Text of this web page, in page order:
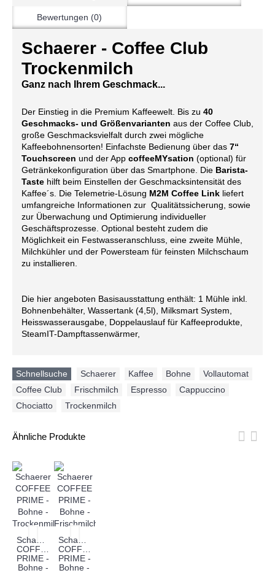
Bewertungen (0)
Schaerer - Coffee Club
Trockenmilch
Ganz nach Ihrem Geschmack...
Der Einstieg in die Premium Kaffeewelt. Bis zu 40
Geschmacks- und Größenvarianten aus der Coffee Club,
große Geschmacksvielfalt durch zwei mögliche
Kaffeebohnensorten! Einfachste Bedienung über das 7“
Touchscreen und der App coffeeMYsation (optional) für
Getränkekonfiguration über das Smartphone. Die Barista-
Taste hilft beim Einstellen der Geschmacksintensität des
Kaffee´s. Die Telemetrie-Lösung M2M Coffee Link liefert
umfangreiche Informationen zur Qualitätssicherung, sowie
zur Überwachung und Optimierung individueller
Geschäftsprozesse. Optional besteht zudem die
Möglichkeit ein Festwasseranschluss, eine zweite Mühle,
Milchkühler und der Powersteam für feinsten Milchschaum
zu installieren.
Die hier angeboten Basisausstattung enthält: 1 Mühle inkl.
Bohnenbehälter, Wassertank (4,5l), Milksmart System,
Heisswasserausgabe, Doppelauslauf für Kaffeeprodukte,
SteamIT-Dampftassenwärmer,
Schnellsuche Schaerer Kaffee Bohne Vollautomat
Coffee Club
Frischmilch Espresso Cappuccino
Chociatto
Trockenmilch
Ähnliche Produkte
Schaerer
COFFEE
PRIME -
Bohne -
Schaerer
COFFEE
PRIME -
Bohne -